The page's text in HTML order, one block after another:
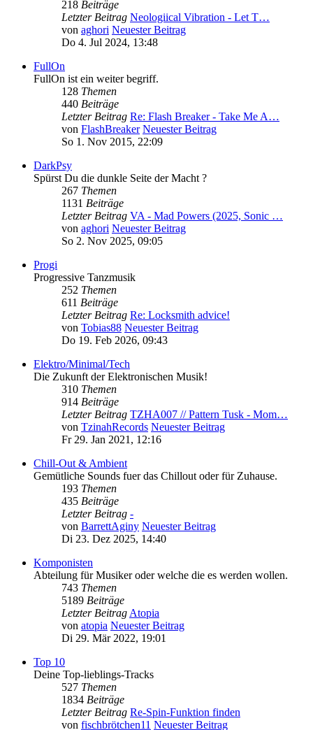
218 Beiträge
Letzter Beitrag Neologiical Vibration - Let T…
von aghori Neuester Beitrag
Do 4. Jul 2024, 13:48
FullOn
FullOn ist ein weiter begriff.
128 Themen
440 Beiträge
Letzter Beitrag Re: Flash Breaker - Take Me A…
von FlashBreaker Neuester Beitrag
So 1. Nov 2015, 22:09
DarkPsy
Spürst Du die dunkle Seite der Macht ?
267 Themen
1131 Beiträge
Letzter Beitrag VA - Mad Powers (2025, Sonic …
von aghori Neuester Beitrag
So 2. Nov 2025, 09:05
Progi
Progressive Tanzmusik
252 Themen
611 Beiträge
Letzter Beitrag Re: Locksmith advice!
von Tobias88 Neuester Beitrag
Do 19. Feb 2026, 09:43
Elektro/Minimal/Tech
Die Zukunft der Elektronischen Musik!
310 Themen
914 Beiträge
Letzter Beitrag TZHA007 // Pattern Tusk - Mom…
von TzinahRecords Neuester Beitrag
Fr 29. Jan 2021, 12:16
Chill-Out & Ambient
Gemütliche Sounds fuer das Chillout oder für Zuhause.
193 Themen
435 Beiträge
Letzter Beitrag -
von BarrettAginy Neuester Beitrag
Di 23. Dez 2025, 14:40
Komponisten
Abteilung für Musiker oder welche die es werden wollen.
743 Themen
5189 Beiträge
Letzter BeitragAtopia
von atopia Neuester Beitrag
Di 29. Mär 2022, 19:01
Top 10
Deine Top-lieblings-Tracks
527 Themen
1834 Beiträge
Letzter Beitrag Re-Spin-Funktion finden
von fischbrötchen11 Neuester Beitrag